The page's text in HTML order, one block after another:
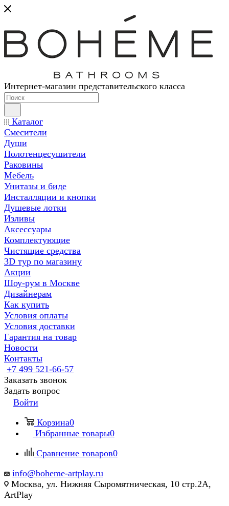
Интернет-магазин представительского класса
Каталог
Смесители
Души
Полотенцесушители
Раковины
Мебель
Унитазы и биде
Инсталляции и кнопки
Душевые лотки
Изливы
Аксессуары
Комплектующие
Чистящие средства
3D тур по магазину
Акции
Шоу-рум в Москве
Дизайнерам
Как купить
Условия оплаты
Условия доставки
Гарантия на товар
Новости
Контакты
+7 499 521-66-57
Заказать звонок
Задать вопрос
Войти
Корзина0
Избранные товары0
Сравнение товаров0
info@boheme-artplay.ru
Москва, ул. Нижняя Сыромятническая, 10 стр.2А,
ArtPlay